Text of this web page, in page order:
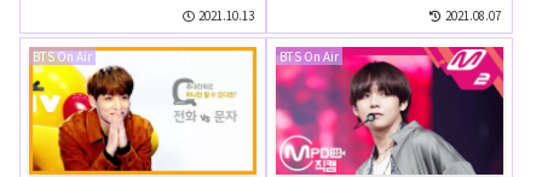
2021.10.13 2021.08.07
BTS On Air BTS On Air